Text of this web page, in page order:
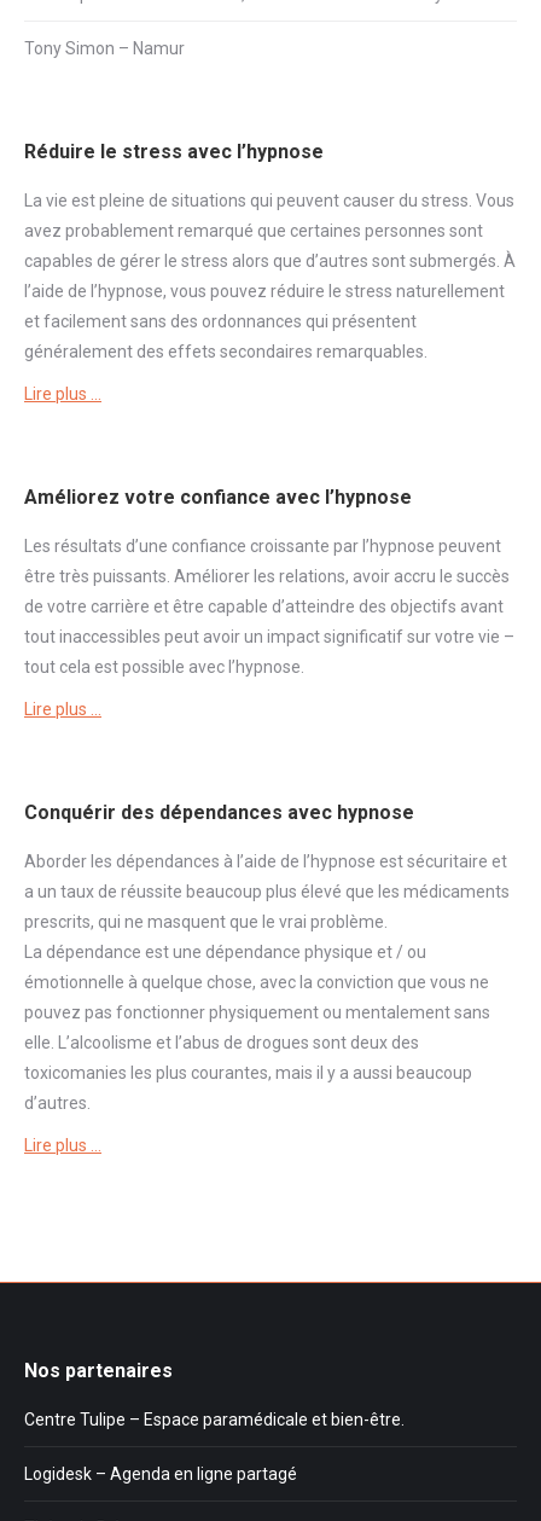
Tony Simon – Namur
Réduire le stress avec l’hypnose
La vie est pleine de situations qui peuvent causer du stress . Vous
avez probablement remarqué que certaines personnes sont
capables de gérer le stress alors que d’autres sont submergés. À
l’aide de l’hypnose, vous pouvez réduire le stress naturellement
et facilement sans des ordonnances qui présentent
généralement des effets secondaires remarquables.
Lire plus …
Améliorez votre confiance avec l’hypnose
Les résultats d’une confiance croissante par l’hypnose peuvent
être très puissants. Améliorer les relations, avoir accru le succès
de votre carrière et être capable d’atteindre des objectifs avant
tout inaccessibles peut avoir un impact significatif sur votre vie –
tout cela est possible avec l’hypnose.
Lire plus …
Conquérir des dépendances avec hypnose
Aborder les dépendances à l’aide de l’hypnose est sécuritaire et
a un taux de réussite beaucoup plus élevé que les médicaments
prescrits, qui ne masquent que le vrai problème.
La dépendance est une dépendance physique et / ou
émotionnelle à quelque chose, avec la conviction que vous ne
pouvez pas fonctionner physiquement ou mentalement sans
elle. L’alcoolisme et l’abus de drogues sont deux des
toxicomanies les plus courantes, mais il y a aussi beaucoup
d’autres.
Lire plus …
Nos partenaires
Centre Tulipe – Espace paramédicale et bien-être.
Logidesk – Agenda en ligne partagé